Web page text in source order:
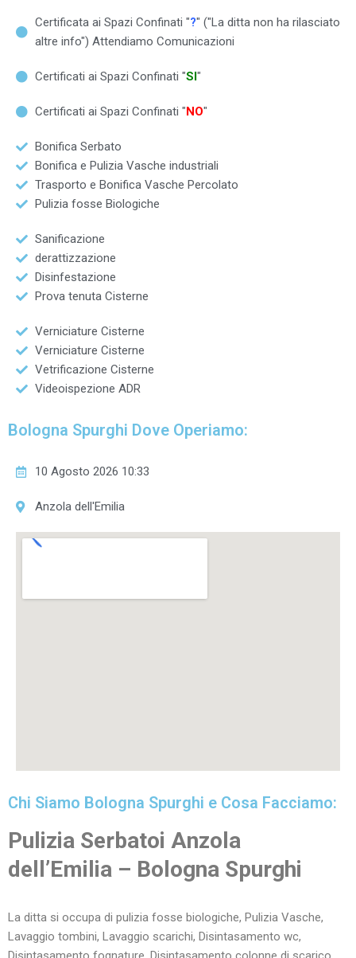
Certificata ai Spazi Confinati "?" ("La ditta non ha rilasciato
altre info") Attendiamo Comunicazioni
Certificati ai Spazi Confinati "SI "
Certificati ai Spazi Confinati " NO"
Bonifica Serbato
Bonifica e Pulizia Vasche industriali
Trasporto e Bonifica Vasche Percolato
Pulizia fosse Biologiche
Sanificazione
derattizzazione
Disinfestazione
Prova tenuta Cisterne
Verniciature Cisterne
Verniciature Cisterne
Vetrificazione Cisterne
Videoispezione ADR
Bologna Spurghi Dove Operiamo:
10 Agosto 2026 10:33
Anzola dell'Emilia
Chi Siamo Bologna Spurghi e Cosa Facciamo:
Pulizia Serbatoi Anzola
dell’Emilia – Bologna Spurghi
La ditta si occupa di pulizia fosse biologiche, Pulizia Vasche,
Lavaggio tombini, Lavaggio scarichi, Disintasamento wc,